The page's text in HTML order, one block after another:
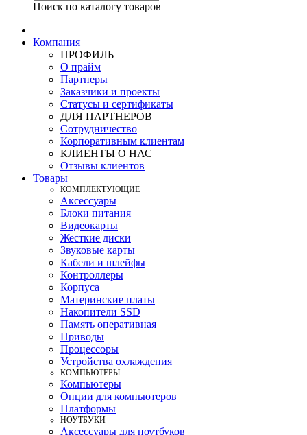
Поиск по каталогу товаров
Компания
ПРОФИЛЬ
О прайм
Партнеры
Заказчики и проекты
Статусы и сертификаты
ДЛЯ ПАРТНЕРОВ
Сотрудничество
Корпоративным клиентам
КЛИЕНТЫ О НАС
Отзывы клиентов
Товары
КOМПЛЕКТУЮЩИЕ
Аксессуары
Блоки питания
Видеокарты
Жесткие диски
Звуковые карты
Кабели и шлейфы
Контроллеры
Корпуса
Материнские платы
Накопители SSD
Память оперативная
Приводы
Процессоры
Устройства охлаждения
КОМПЬЮТЕРЫ
Компьютеры
Опции для компьютеров
Платформы
НОУТБУКИ
Аксессуары для ноутбуков